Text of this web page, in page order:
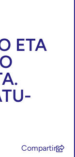
ETA
Compartir